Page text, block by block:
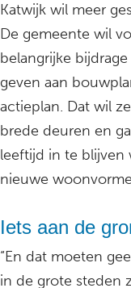
Katwijk wil meer
De gemeente wil
belangrijke
geven aan
actieplan. Dat wil
brede deuren en
leeftijd in te blijven
nieuwe
Iets aan de
“En dat moeten
in de grote steden